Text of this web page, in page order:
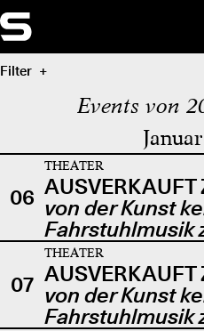
Filter
Events von
06
THEATER
von der Kunst
Fahrstuhlmusik
07
THEATER
von der Kunst
Fahrstuhlmusik